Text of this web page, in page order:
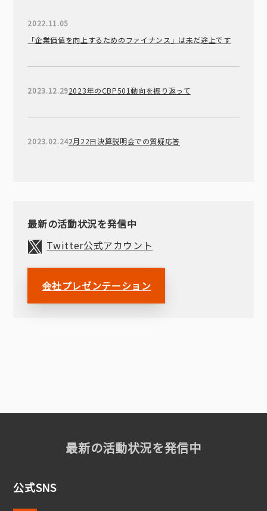
2022.11.05
「企業価値を向上するためのファイナンス」は未だ途上です
2023.12.292023年のCBP501動向を振り返って
2023.02.242月22日決算説明会での質疑応答
最新の活動状況を発信中
Twitter公式アカウント
会社プレゼンテーション
最新の活動状況を発信中
公式SNS